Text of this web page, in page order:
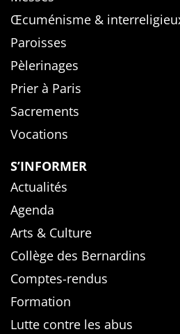
Œcuménisme &
Paroisses
Pèlerinages
Prier à Paris
Sacrements
Vocations
S’INFORMER
Actualités
Agenda
Arts & Culture
Collège des Bernardins
Comptes-rendus
Formation
Lutte contre les abus